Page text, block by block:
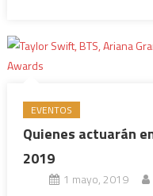
EVENTOS
Quienes actuarán
2019
1 mayo, 2019